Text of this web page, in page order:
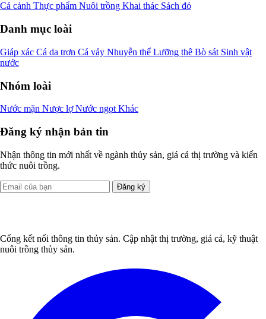
Cá cảnh Thực phẩm Nuôi trồng Khai thác Sách đỏ
Danh mục loài
Giáp xác Cá da trơn Cá vảy Nhuyễn thể Lưỡng thê Bò sát Sinh vật
nước
Nhóm loài
Nước mặn Nược lợNước ngọt Khác
Đăng ký nhận bản tin
Nhận thông tin mới nhất về ngành thủy sản, giá cả thị trường và kiến
thức nuôi trồng.
Đăng ký
Cổng kết nối thông tin thủy sản. Cập nhật thị trường, giá cả, kỹ thuật
nuôi trồng thủy sản.